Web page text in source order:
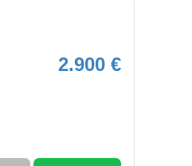
2.900 €